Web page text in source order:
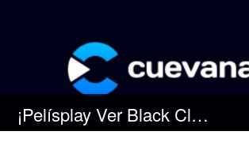
¡Pelísplay Ver Black Clover: La espada del rey mago (2023) Películas Onlíne en Español latíno